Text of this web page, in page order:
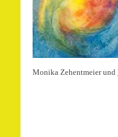
Monika Zehentmeier und